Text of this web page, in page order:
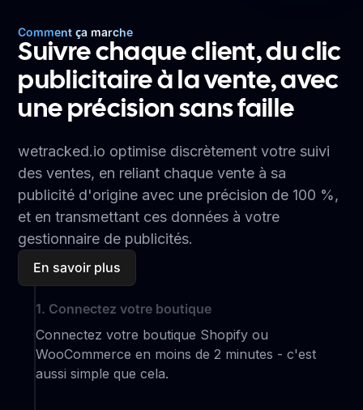
Comment ça marche
Suivre chaque client, du clic
publicitaire à la vente, avec
une précision sans faille
wetracked.io optimise discrètement votre suivi
des ventes, en reliant chaque vente à sa
publicité d'origine avec une précision de 100 %,
et en transmettant ces données à votre
gestionnaire de publicités.
En savoir plus
1. Connectez votre boutique
Connectez votre boutique Shopify ou
WooCommerce en moins de 2 minutes - c'est
aussi simple que cela.